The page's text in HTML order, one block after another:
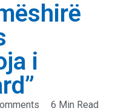
i
6 Min Read